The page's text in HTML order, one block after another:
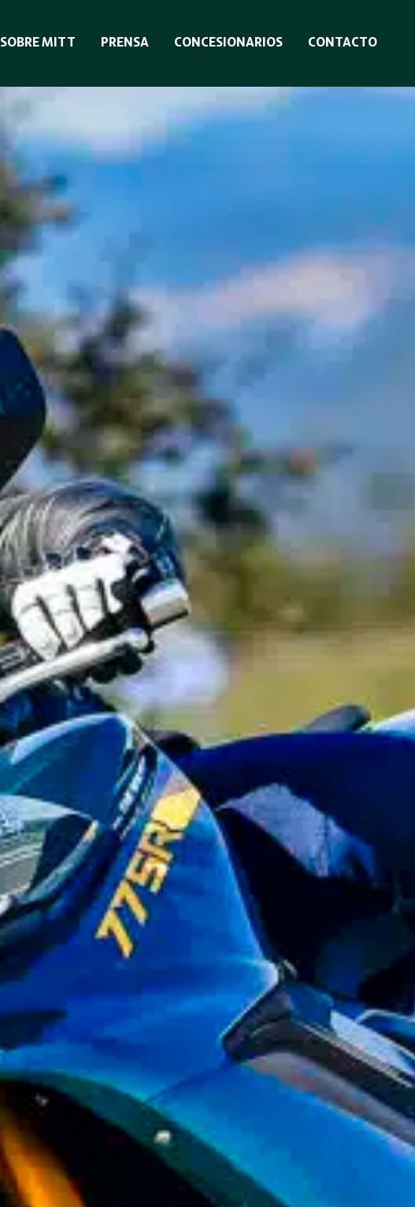
SOBRE MITT PRENSA CONCESIONARIOS CONTACTO